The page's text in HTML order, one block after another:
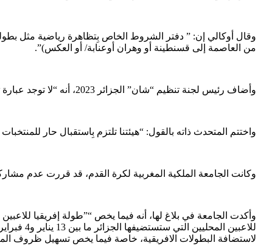
وقال أوكالي إن: ” دفتر الشروط الخاص بِتظاهرة رياضية مثل
من العاصمة إلى قسنطينة أو وهران أوعنابة/ أو العكس)”.
وأضاف رئيس لجنة تنظيم “شان” الجزائر 2023، أنه “لا توجد عبارة توفير خط جوّي مباشر”، مضيفا أن “أغلبية المنتخبات المُشاركة ستحل بالجزائر قادمة من بلد آخر وليس عبر خط جوي مباشر ينطلق من بلدها”.
واختتم المتحدث ذاته بالقول: “هيئتنا تلتزم بِاستقبال حار
وكانت الجامعة الملكية المغربية لكرة القدم، قد قررت عدم مشاركة المنتخب المغربي لأقل من 23 سنة في دورة “الشان” المقامة بالجزائر، إلا
لاستضافة البطولات الافريقية، خاصة فيما يخص تسهيل ظروف